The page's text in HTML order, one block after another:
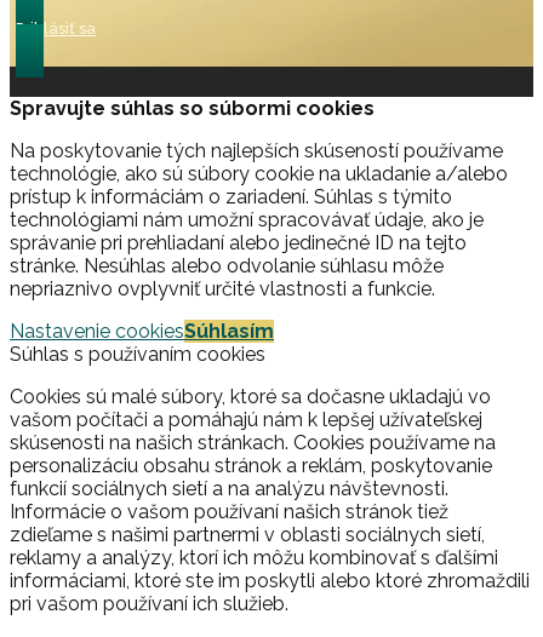
Prihlásiť sa
Spravujte súhlas so súbormi cookies
Na poskytovanie tých najlepších skúseností používame
technológie, ako sú súbory cookie na ukladanie a/alebo
prístup k informáciám o zariadení. Súhlas s týmito
technológiami nám umožní spracovávať údaje, ako je
správanie pri prehliadaní alebo jedinečné ID na tejto
stránke. Nesúhlas alebo odvolanie súhlasu môže
nepriaznivo ovplyvniť určité vlastnosti a funkcie.
Nastavenie cookiesSúhlasím
Súhlas s používaním cookies
Cookies sú malé súbory, ktoré sa dočasne ukladajú vo
vašom počítači a pomáhajú nám k lepšej užívateľskej
skúsenosti na našich stránkach. Cookies používame na
personalizáciu obsahu stránok a reklám, poskytovanie
funkcií sociálnych sietí a na analýzu návštevnosti.
Informácie o vašom používaní našich stránok tiež
zdieľame s našimi partnermi v oblasti sociálnych sietí,
reklamy a analýzy, ktorí ich môžu kombinovať s ďalšími
informáciami, ktoré ste im poskytli alebo ktoré zhromaždili
pri vašom používaní ich služieb.